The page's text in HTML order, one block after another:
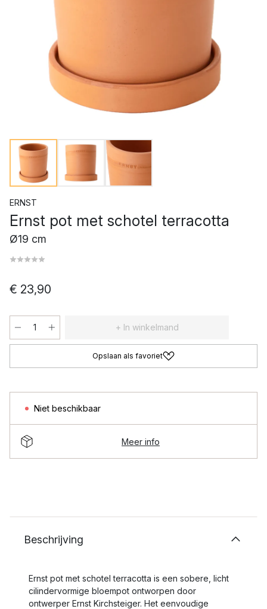
ERNST
Ernst pot met schotel terracotta
Ø19 cm
€ 23,90
+ In winkelmand
Opslaan als favoriet
Niet beschikbaar
Meer info
Beschrijving
Ernst pot met schotel terracotta is een sobere, licht
cilindervormige bloempot ontworpen door
ontwerper Ernst Kirchsteiger. Het eenvoudige